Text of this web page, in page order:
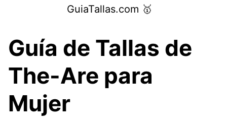
GuiaTallas.com 🥇
Guía de Tallas de
The-Are para
Mujer